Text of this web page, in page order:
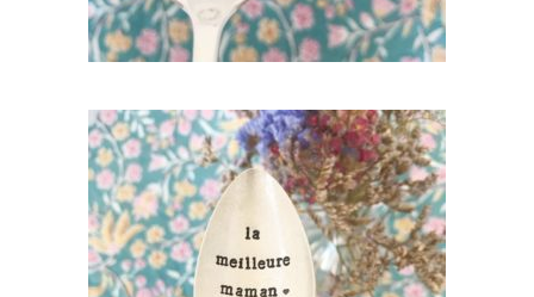
PETITE CUILLÈRE GRAVÉE VINTAGE : LA
MEILLEURE MAMAN
35,00